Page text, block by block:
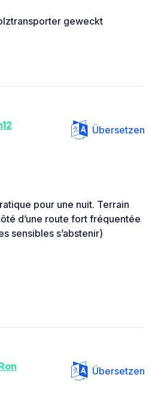
geweckt
Übersetzen
pour une nuit. Terrain
d’une route fort fréquentée
sensibles s’abstenir)
Übersetzen